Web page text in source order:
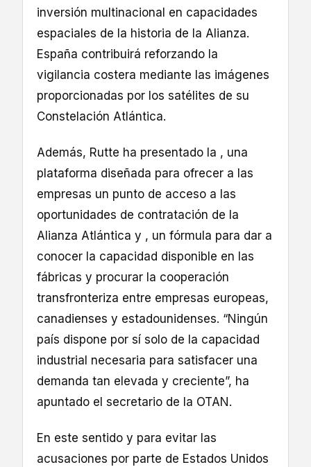
inversión multinacional en capacidades
espaciales de la historia de la Alianza.
España contribuirá reforzando la
vigilancia costera mediante las imágenes
proporcionadas por los satélites de su
Constelación Atlántica.
Además, Rutte ha presentado la , una
plataforma diseñada para ofrecer a las
empresas un punto de acceso a las
oportunidades de contratación de la
Alianza Atlántica y , un fórmula para dar a
conocer la capacidad disponible en las
fábricas y procurar la cooperación
transfronteriza entre empresas europeas,
canadienses y estadounidenses. “Ningún
país dispone por sí solo de la capacidad
industrial necesaria para satisfacer una
demanda tan elevada y creciente”, ha
apuntado el secretario de la OTAN.
En este sentido y para evitar las
acusaciones por parte de Estados Unidos